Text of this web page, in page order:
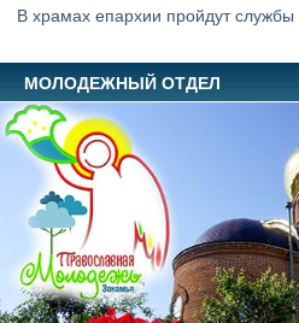
В храмах епархии пройдут
МОЛОДЕЖНЫЙ ОТДЕЛ